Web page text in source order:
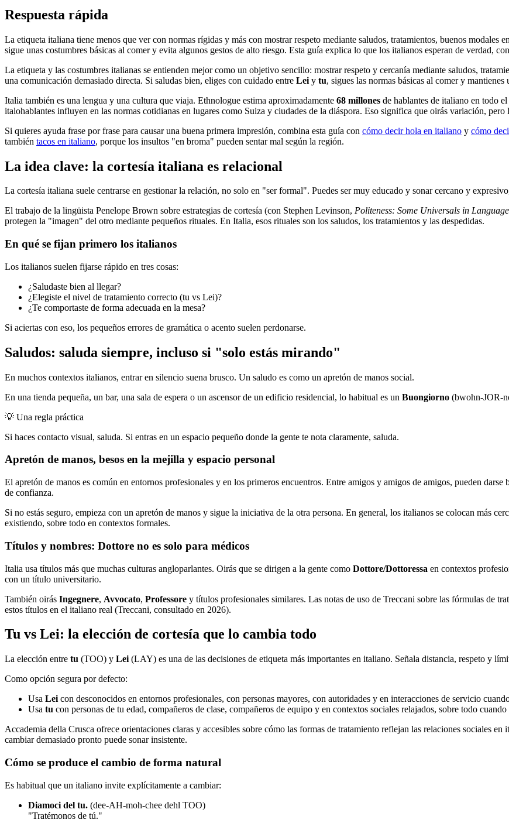
Respuesta rápida
La etiqueta italiana tiene menos que ver con normas rígidas y más con mostrar respeto mediante saludos, tratamientos, buenos
sigue unas costumbres básicas al comer y evita algunos gestos de alto riesgo. Esta guía explica lo que los italianos esperan de verdad,
La etiqueta y las costumbres italianas se entienden mejor como un objetivo sencillo: mostrar respeto y cercanía mediante saludos,
una comunicación demasiado directa. Si saludas bien, eliges con cuidado entre Lei y tu, sigues las normas básicas al comer y
Italia también es una lengua y una cultura que viaja. Ethnologue estima aproximadamente 68 millones de hablantes de italiano en todo
italohablantes influyen en las normas cotidianas en lugares como Suiza y ciudades de la diáspora. Eso significa que oirás variación,
Si quieres ayuda frase por frase para causar una buena primera impresión, combina esta guía con cómo decir hola en italiano y cómo
también tacos en italiano, porque los insultos "en broma" pueden sentar mal según la región.
La idea clave: la cortesía italiana es relacional
La cortesía italiana suele centrarse en gestionar la relación, no solo en "ser formal". Puedes ser muy educado y sonar cercano y
El trabajo de la lingüista Penelope Brown sobre estrategias de cortesía (con Stephen Levinson, Politeness: Some Universals in
protegen la "imagen" del otro mediante pequeños rituales. En Italia, esos rituales son los saludos, los tratamientos y las despedidas.
En qué se fijan primero los italianos
Los italianos suelen fijarse rápido en tres cosas:
¿Saludaste bien al llegar?
¿Elegiste el nivel de tratamiento correcto (tu vs Lei)?
¿Te comportaste de forma adecuada en la mesa?
Si aciertas con eso, los pequeños errores de gramática o acento suelen perdonarse.
Saludos: saluda siempre, incluso si "solo estás mirando"
En muchos contextos italianos, entrar en silencio suena brusco. Un saludo es como un apretón de manos social.
En una tienda pequeña, un bar, una sala de espera o un ascensor de un edificio residencial, lo habitual es un Buongiorno (bwohn-JOR-
💡 Una regla práctica
Si haces contacto visual, saluda. Si entras en un espacio pequeño donde la gente te nota claramente, saluda.
Apretón de manos, besos en la mejilla y espacio personal
El apretón de manos es común en entornos profesionales y en los primeros encuentros. Entre amigos y amigos de amigos, pueden
de confianza.
Si no estás seguro, empieza con un apretón de manos y sigue la iniciativa de la otra persona. En general, los italianos se colocan más
existiendo, sobre todo en contextos formales.
Títulos y nombres: Dottore no es solo para médicos
Italia usa títulos más que muchas culturas angloparlantes. Oirás que se dirigen a la gente como Dottore/Dottoressa en contextos
con un título universitario.
También oirás Ingegnere, Avvocato, Professore y títulos profesionales similares. Las notas de uso de Treccani sobre las fórmulas de
estos títulos en el italiano real (Treccani, consultado en 2026).
Tu vs Lei: la elección de cortesía que lo cambia todo
La elección entre tu (TOO) y Lei (LAY) es una de las decisiones de etiqueta más importantes en italiano. Señala distancia, respeto y
Como opción segura por defecto:
Usa Lei con desconocidos en entornos profesionales, con personas mayores, con autoridades y en interacciones de servicio
Usa tu con personas de tu edad, compañeros de clase, compañeros de equipo y en contextos sociales relajados, sobre todo
Accademia della Crusca ofrece orientaciones claras y accesibles sobre cómo las formas de tratamiento reflejan las relaciones sociales
cambiar demasiado pronto puede sonar insistente.
Cómo se produce el cambio de forma natural
Es habitual que un italiano invite explícitamente a cambiar:
Diamoci del tu. (dee-AH-moh-chee dehl TOO)
"Tratémonos de tú."